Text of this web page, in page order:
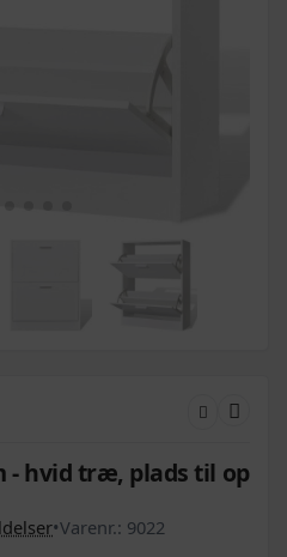
- hvid træ, plads til op
•Varenr.: 9022